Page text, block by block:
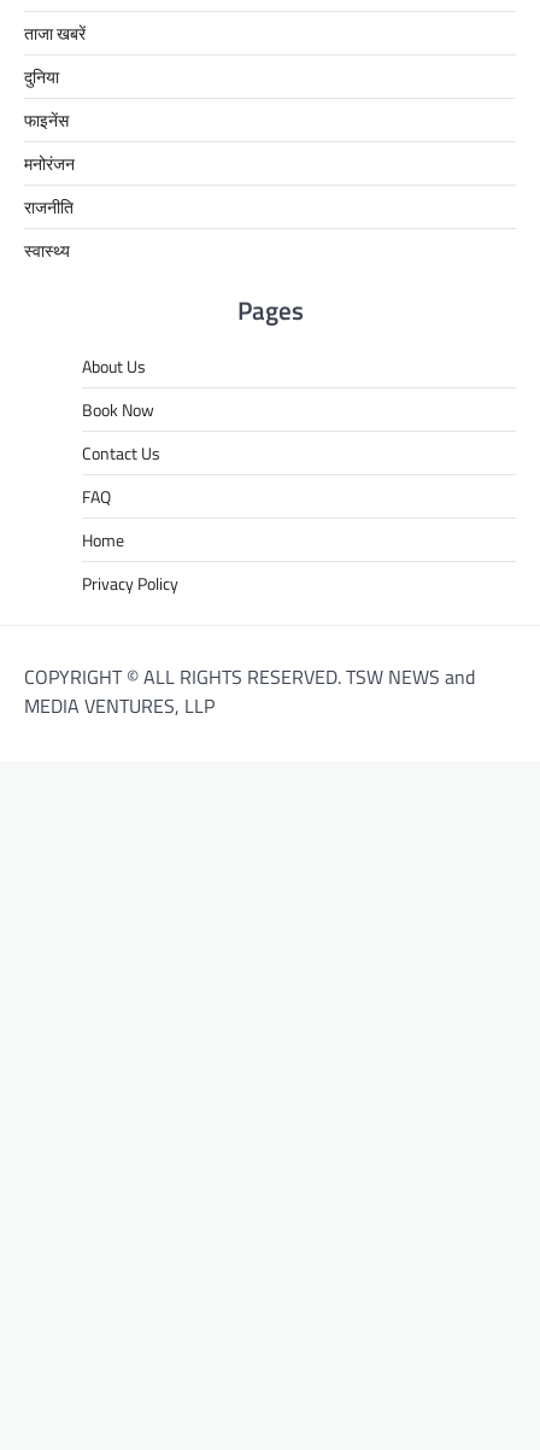
ताजा खबरें
दुनिया
फाइनेंस
मनोरंजन
राजनीति
स्वास्थ्य
Pages
About Us
Book Now
Contact Us
FAQ
Home
Privacy Policy
COPYRIGHT © ALL RIGHTS RESERVED. TSW NEWS and
MEDIA VENTURES, LLP